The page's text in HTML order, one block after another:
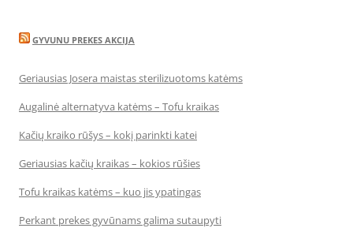
GYVUNU PREKES AKCIJA
Geriausias Josera maistas sterilizuotoms katėms
Augalinė alternatyva katėms – Tofu kraikas
Kačių kraiko rūšys – kokį parinkti katei
Geriausias kačių kraikas – kokios rūšies
Tofu kraikas katėms – kuo jis ypatingas
Perkant prekes gyvūnams galima sutaupyti